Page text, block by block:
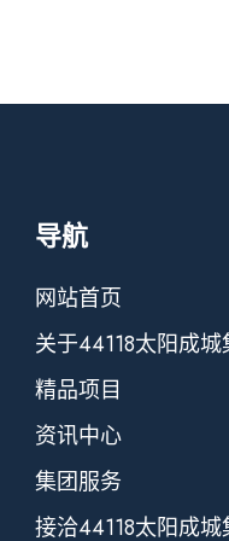
导航
网站首页
关于44118太阳成城
精品项目
资讯中心
集团服务
接洽44118太阳成城